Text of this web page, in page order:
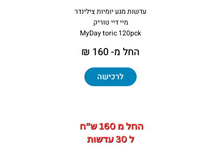
עדשות מגע יומיות צילינדר
מיי דיי טוריק
MyDay toric 120pck
החל מ- 160 ₪
לרכישה